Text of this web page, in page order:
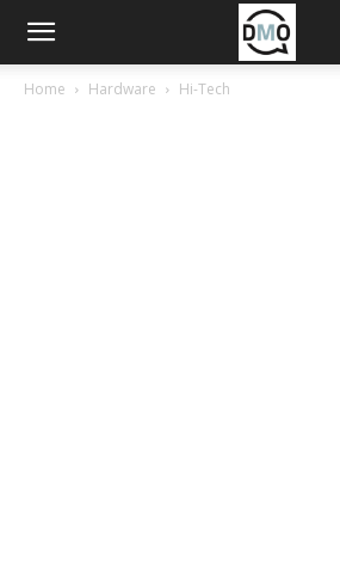
Home Hardware Hi-Tech